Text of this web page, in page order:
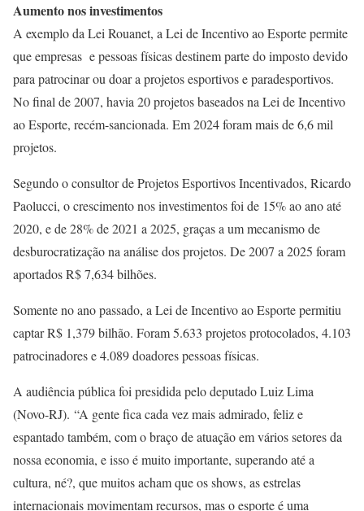
Aumento nos investimentos
A exemplo da Lei Rouanet, a Lei de Incentivo ao Esporte permite
que empresas e pessoas físicas destinem parte do imposto devido
para patrocinar ou doar a projetos esportivos e paradesportivos.
No final de 2007, havia 20 projetos baseados na Lei de Incentivo
ao Esporte, recém-sancionada. Em 2024 foram mais de 6,6 mil
projetos.
Segundo o consultor de Projetos Esportivos Incentivados, Ricardo
Paolucci, o crescimento nos investimentos foi de 15% ao ano até
2020, e de 28% de 2021 a 2025, graças a um mecanismo de
desburocratização na análise dos projetos. De 2007 a 2025 foram
aportados R$ 7,634 bilhões.
Somente no ano passado, a Lei de Incentivo ao Esporte permitiu
captar R$ 1,379 bilhão. Foram 5.633 projetos protocolados, 4.103
patrocinadores e 4.089 doadores pessoas físicas.
A audiência pública foi presidida pelo deputado Luiz Lima
(Novo-RJ). “A gente fica cada vez mais admirado, feliz e
espantado também, com o braço de atuação em vários setores da
nossa economia, e isso é muito importante, superando até a
cultura, né?, que muitos acham que os shows, as estrelas
internacionais movimentam recursos, mas o esporte é uma